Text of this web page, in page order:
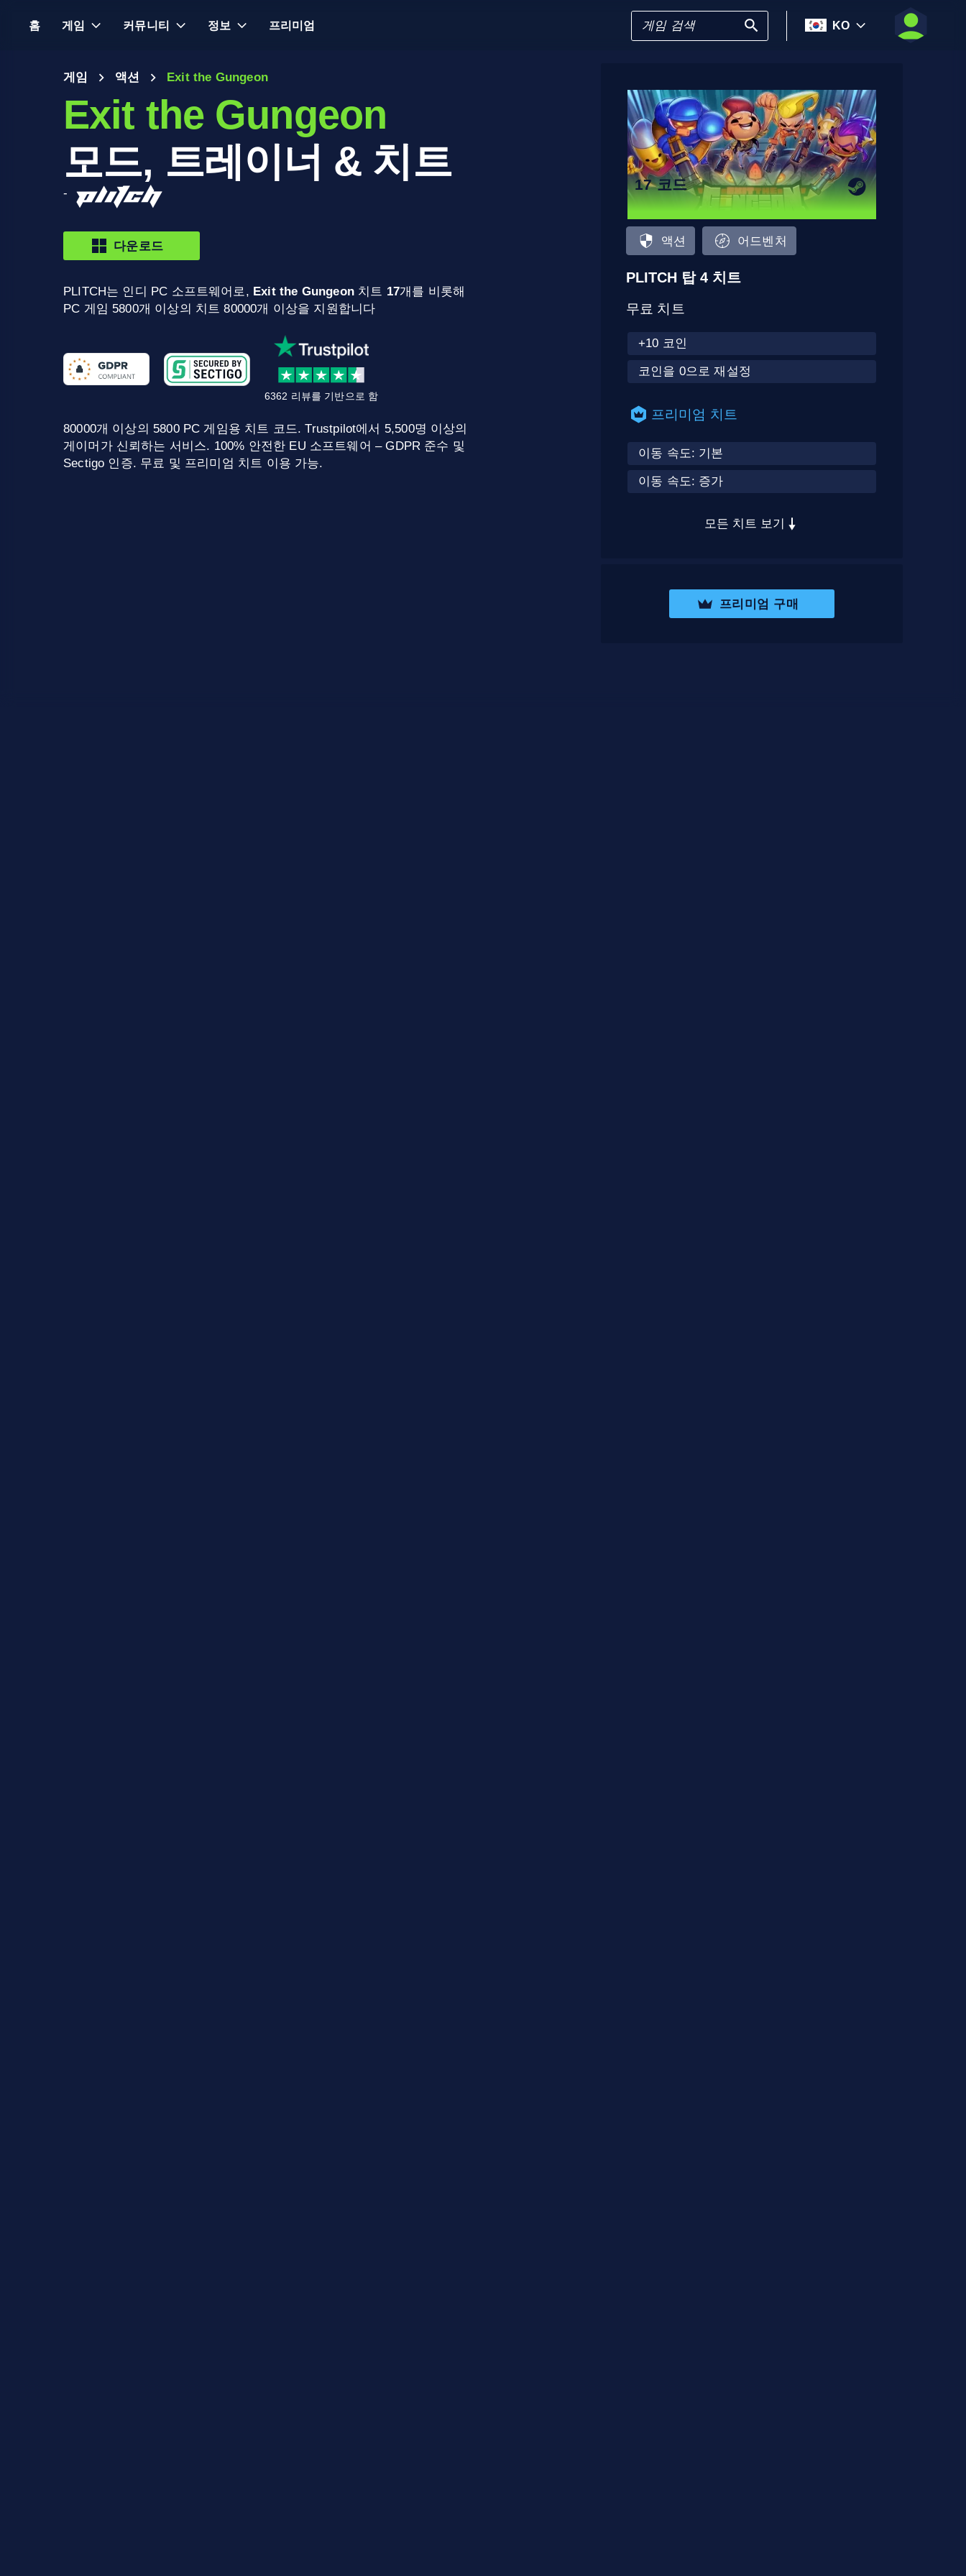
홈 게임 커뮤니티 정보 프리미엄 KO
게임 액션 Exit the Gungeon
Exit the Gungeon
모드, 트레이너 & 치트
-
다운로드
PLITCH는 인디 PC 소프트웨어로, Exit the Gungeon치트 17개를 비롯해
PC 게임 5800개 이상의 치트 80000개 이상을 지원합니다
6362 리뷰를 기반으로 함
80000개 이상의 5800 PC 게임용 치트 코드. Trustpilot에서 5,500명 이상의
게이머가 신뢰하는 서비스. 100% 안전한 EU 소프트웨어 – GDPR 준수 및
Sectigo 인증. 무료 및 프리미엄 치트 이용 가능.
17 코드
액션 어드벤처
PLITCH 탑 4 치트
무료 치트
+10 코인
코인을 0으로 재설정
프리미엄 치트
이동 속도: 기본
이동 속도: 증가
모든 치트 보기
프리미엄 구매